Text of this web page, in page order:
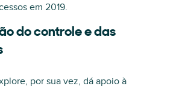
em 2019.
do controle e das
por sua vez, dá apoio à